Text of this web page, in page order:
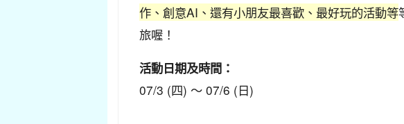
作、創意AI、還有小朋友最喜歡、最好玩的活動等
旅喔！
活動日期及時間：
07/3 (四) 〜 07/6 (日)